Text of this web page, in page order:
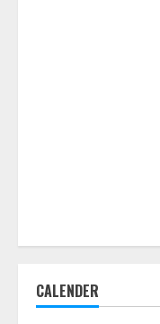
CALENDER